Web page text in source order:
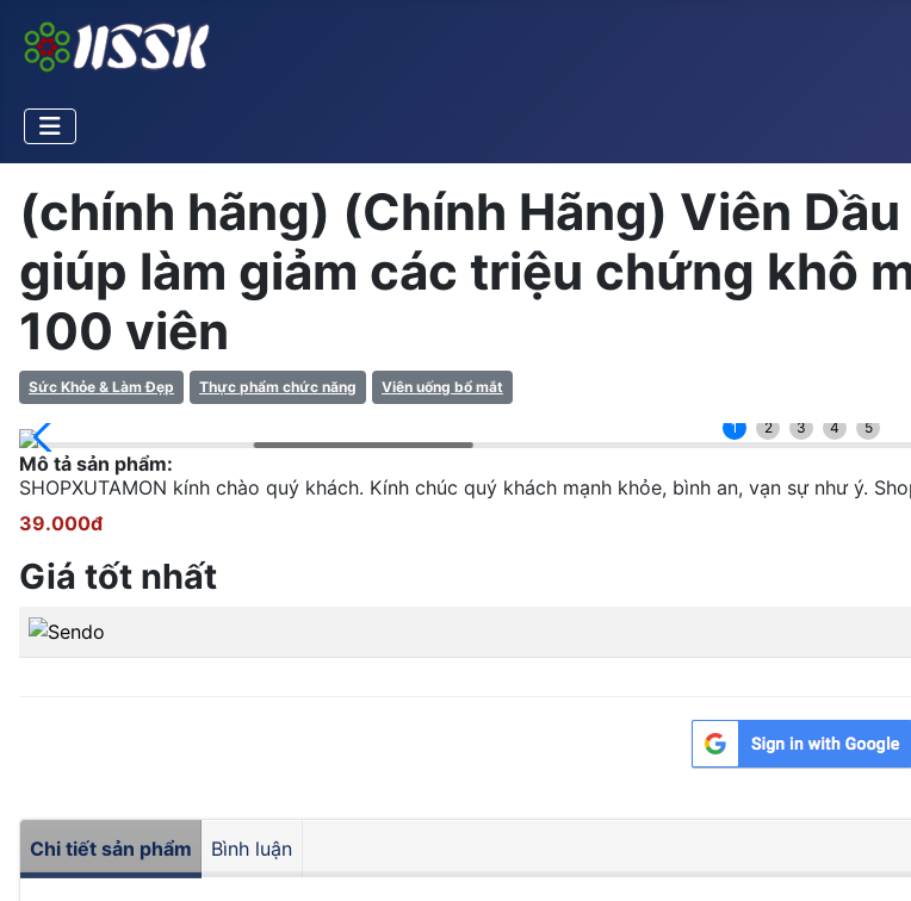
(chính hãng) (Chính Hãng) Viên
giúp làm giảm các triệu chứng khô
100 viên
Sức Khỏe & Làm Đẹp Thực phẩm chức năng Viên uống bổ mắt
1 2 3 4 5
Mô tả sản phẩm:
SHOPXUTAMON kính chào quý khách. Kính chúc quý khách mạnh khỏe, bình an, vạn sự như ý.
39.000đ
Giá tốt nhất
Chi tiết sản phẩm Bình luận